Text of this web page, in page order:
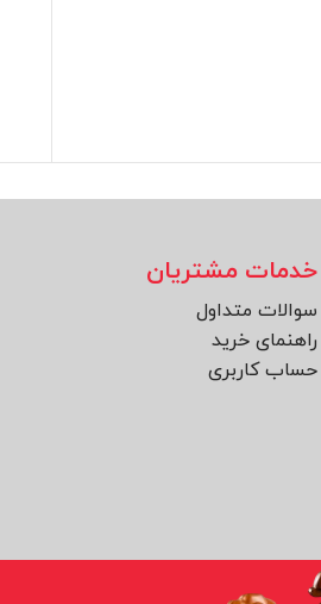
خدمات مشتریان
سوالات متداول
راهنمای خرید
حساب کاربری